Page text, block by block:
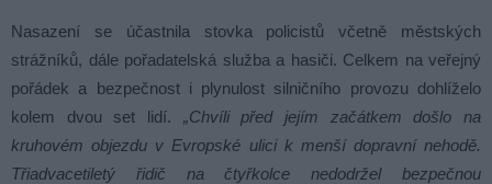
Nasazení se účastnila stovka policistů včetně městských
strážníků, dále pořadatelská služba a hasiči. Celkem na veřejný
pořádek a bezpečnost i plynulost silničního provozu dohlíželo
kolem dvou set lidí. „Chvíli před jejím začátkem došlo na
kruhovém objezdu v Evropské ulici k menší dopravní nehodě.
Třiadvacetiletý řidič na čtyřkolce nedodržel bezpečnou